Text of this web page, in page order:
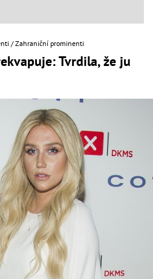
Zahraniční prominenti
Tvrdila, že ju